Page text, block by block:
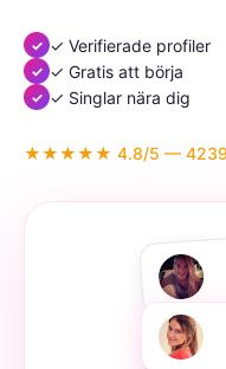
✓ Verifierade profiler
✓ Gratis att börja
✓ Singlar nära dig
★★★★★ 4.8/5 — 4239